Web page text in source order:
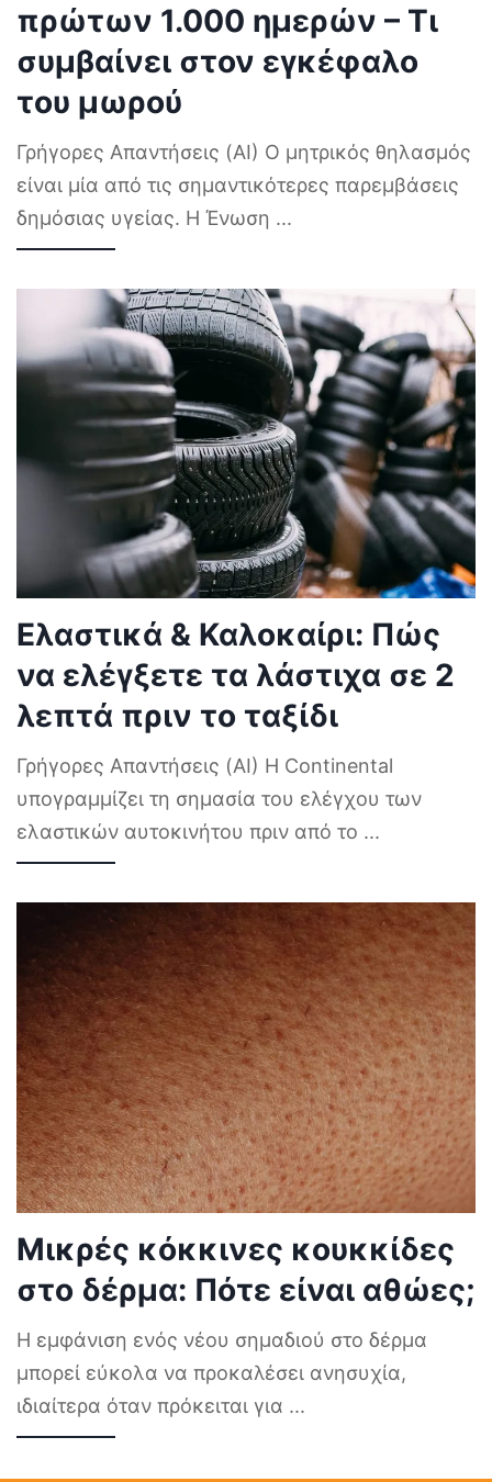
πρώτων 1.000 ημερών – Τι
συμβαίνει στον εγκέφαλο
του μωρού
Γρήγορες Απαντήσεις (AI) Ο μητρικός θηλασμός
είναι μία από τις σημαντικότερες παρεμβάσεις
δημόσιας υγείας. Η Ένωση ...
Ελαστικά & Καλοκαίρι: Πώς
να ελέγξετε τα λάστιχα σε 2
λεπτά πριν το ταξίδι
Γρήγορες Απαντήσεις (AI) Η Continental
υπογραμμίζει τη σημασία του ελέγχου των
ελαστικών αυτοκινήτου πριν από το ...
Μικρές κόκκινες κουκκίδες
στο δέρμα: Πότε είναι αθώες;
Η εμφάνιση ενός νέου σημαδιού στο δέρμα
μπορεί εύκολα να προκαλέσει ανησυχία,
ιδιαίτερα όταν πρόκειται για ...